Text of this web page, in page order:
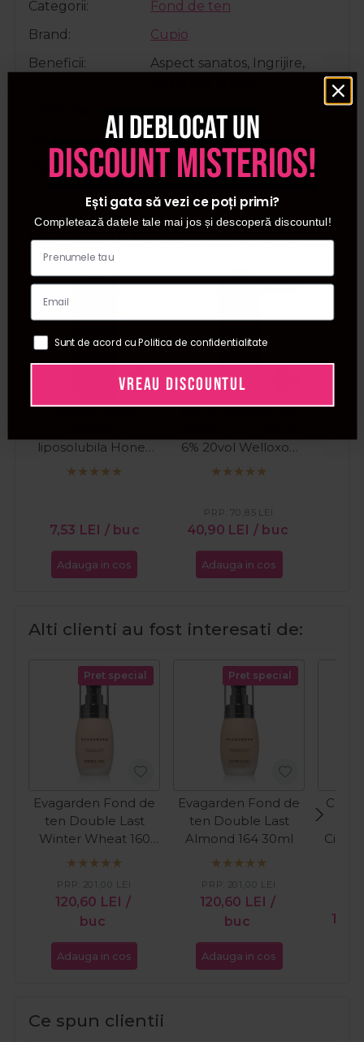
Categorii
Fond de ten
Brand
Cupio
Beneficii
Aspect sanatos, Ingrijire,
30ml
Fond de ten
Tip utilizare
Pentru acasa, Profesional
Cumparate frecvent impreuna:
Italwax Ceara
liposolubila Honey
100ml
7,53 LEI / buc
Adauga in cos
Pret special
Wella Professionals
6% 20vol Welloxon
Perfect 1000ml
40,90 LEI / buc
PRP:70,85 LEI
Adauga in cos
Alti clienti au fost interesati de:
Pret special
Evagarden Fond de
ten Double Last
Winter Wheat 160
30ml
120,60 LEI /
buc
PRP: 201,00 LEI
Adauga in cos
Pret special
Evagarden Fond de
ten Double Last
Almond 164 30ml
120,60 LEI /
buc
PRP: 201,00 LEI
Adauga in cos
Ce spun clientii
Ai deblocat un
discount misterios!
Ești gata să vezi ce poți primi?
Completează datele tale mai jos și descoperă discountul!
Sunt de acord cu Politica de confidentialitate
VREAU DISCOUNTUL